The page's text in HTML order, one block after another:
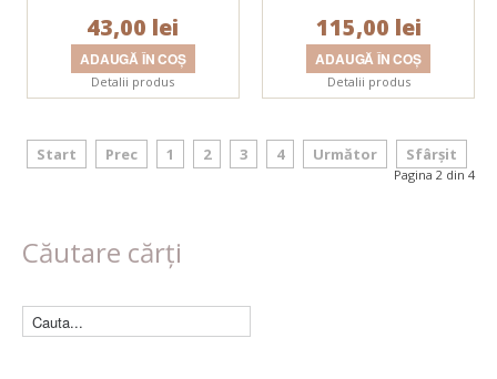
43,00 lei
Detalii produs
115,00 lei
Detalii produs
Start Prec 1 2 3 4 Următor Sfârșit
Pagina 2 din 4
Căutare cărți